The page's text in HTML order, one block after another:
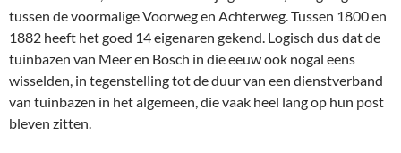
tussen de voormalige Voorweg en Achterweg. Tussen 1800 en
1882 heeft het goed 14 eigenaren gekend. Logisch dus dat de
tuinbazen van Meer en Bosch in die eeuw ook nogal eens
wisselden, in tegenstelling tot de duur van een dienstverband
van tuinbazen in het algemeen, die vaak heel lang op hun post
bleven zitten.